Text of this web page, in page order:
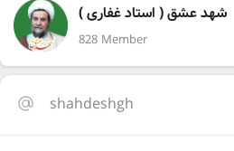
شهد عشق ( استاد غفاری )
828 Member
shahdeshgh